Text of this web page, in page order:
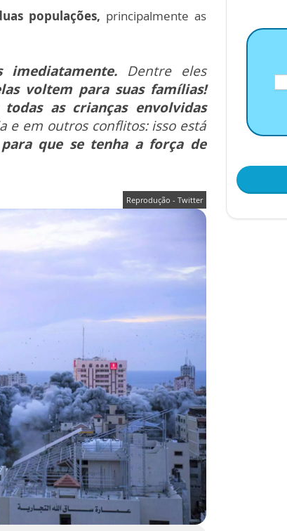
populações, principalmente as
Dentre eles
voltem para suas famílias!
as crianças envolvidas
e em outros conflitos: isso está
para que se tenha a força de
Reprodução - Twitter